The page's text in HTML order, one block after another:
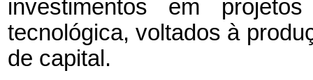
investimentos em
tecnológica, voltados à
de capital.